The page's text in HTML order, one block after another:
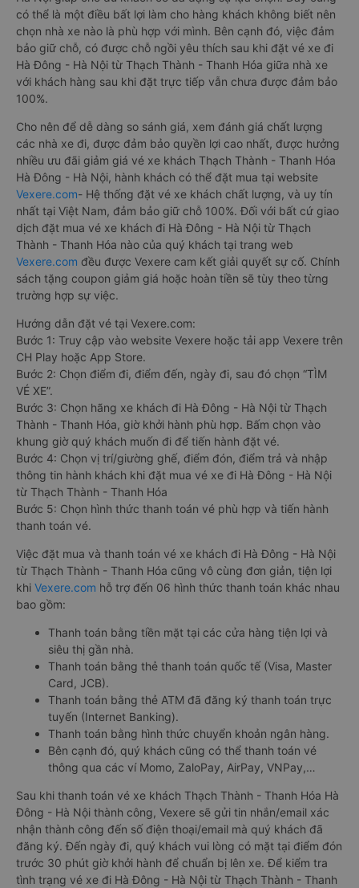
có thể là một điều bất lợi làm cho hàng khách không biết nên
chọn nhà xe nào là phù hợp với mình. Bên cạnh đó, việc đảm
bảo giữ chỗ, có được chỗ ngồi yêu thích sau khi đặt vé xe đi
Hà Đông - Hà Nội từ Thạch Thành - Thanh Hóa giữa nhà xe
với khách hàng sau khi đặt trực tiếp vẫn chưa được đảm bảo
100%.
Cho nên để dễ dàng so sánh giá, xem đánh giá chất lượng
các nhà xe đi, được đảm bảo quyền lợi cao nhất, được hưởng
nhiều ưu đãi giảm giá vé xe khách Thạch Thành - Thanh Hóa
Hà Đông - Hà Nội, hành khách có thể đặt mua tại website
Vexere.com- Hệ thống đặt vé xe khách chất lượng, và uy tín
nhất tại Việt Nam, đảm bảo giữ chỗ 100%. Đối với bất cứ giao
dịch đặt mua vé xe khách đi Hà Đông - Hà Nội từ Thạch
Thành - Thanh Hóa nào của quý khách tại trang web
Vexere.com đều được Vexere cam kết giải quyết sự cố. Chính
sách tặng coupon giảm giá hoặc hoàn tiền sẽ tùy theo từng
trường hợp sự việc.
Hướng dẫn đặt vé tại Vexere.com:
Bước 1: Truy cập vào website Vexere hoặc tải app Vexere trên
CH Play hoặc App Store.
Bước 2: Chọn điểm đi, điểm đến, ngày đi, sau đó chọn “TÌM
VÉ XE”.
Bước 3: Chọn hãng xe khách đi Hà Đông - Hà Nội từ Thạch
Thành - Thanh Hóa, giờ khởi hành phù hợp. Bấm chọn vào
khung giờ quý khách muốn đi để tiến hành đặt vé.
Bước 4: Chọn vị trí/giường ghế, điểm đón, điểm trả và nhập
thông tin hành khách khi đặt mua vé xe đi Hà Đông - Hà Nội
từ Thạch Thành - Thanh Hóa
Bước 5: Chọn hình thức thanh toán vé phù hợp và tiến hành
thanh toán vé.
Việc đặt mua và thanh toán vé xe khách đi Hà Đông - Hà Nội
từ Thạch Thành - Thanh Hóa cũng vô cùng đơn giản, tiện lợi
khi Vexere.com hỗ trợ đến 06 hình thức thanh toán khác nhau
bao gồm:
Thanh toán bằng tiền mặt tại các cửa hàng tiện lợi và
siêu thị gần nhà.
Thanh toán bằng thẻ thanh toán quốc tế (Visa, Master
Card, JCB).
Thanh toán bằng thẻ ATM đã đăng ký thanh toán trực
tuyến (Internet Banking).
Thanh toán bằng hình thức chuyển khoản ngân hàng.
Bên cạnh đó, quý khách cũng có thể thanh toán vé
thông qua các ví Momo, ZaloPay, AirPay, VNPay,…
Sau khi thanh toán vé xe khách Thạch Thành - Thanh Hóa Hà
Đông - Hà Nội thành công, Vexere sẽ gửi tin nhắn/email xác
nhận thành công đến số điện thoại/email mà quý khách đã
đăng ký. Đến ngày đi, quý khách vui lòng có mặt tại điểm đón
trước 30 phút giờ khởi hành để chuẩn bị lên xe. Để kiểm tra
tình trạng vé xe đi Hà Đông - Hà Nội từ Thạch Thành - Thanh